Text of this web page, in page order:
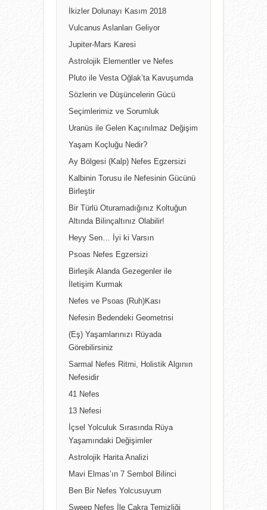
İkizler Dolunayı Kasım 2018
Vulcanus Aslanları Geliyor
Jupiter-Mars Karesi
Astrolojik Elementler ve Nefes
Pluto ile Vesta Oğlak’ta Kavuşumda
Sözlerin ve Düşüncelerin Gücü
Seçimlerimiz ve Sorumluk
Uranüs ile Gelen Kaçınılmaz Değişim
Yaşam Koçluğu Nedir?
Ay Bölgesi (Kalp) Nefes Egzersizi
Kalbinin Torusu ile Nefesinin Gücünü
Birleştir
Bir Türlü Oturamadığınız Koltuğun
Altında Bilinçaltınız Olabilir!
Heyy Sen… İyi ki Varsın
Psoas Nefes Egzersizi
Birleşik Alanda Gezegenler ile
İletişim Kurmak
Nefes ve Psoas (Ruh)Kası
Nefesin Bedendeki Geometrisi
(Eş) Yaşamlarınızı Rüyada
Görebilirsiniz
Sarmal Nefes Ritmi, Holistik Algının
Nefesidir
41 Nefes
13 Nefesi
İçsel Yolculuk Sırasında Rüya
Yaşamındaki Değişimler
Astrolojik Harita Analizi
Mavi Elmas’ın 7 Sembol Bilinci
Ben Bir Nefes Yolcusuyum
Sweep Nefes İle Çakra Temizliği